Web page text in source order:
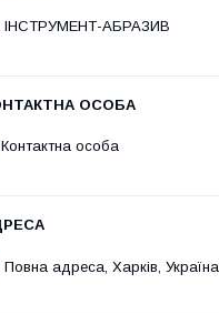
ІНСТРУМЕНТ-АБРАЗИВ
Контактна особа
Повна адреса, Харків, Україна